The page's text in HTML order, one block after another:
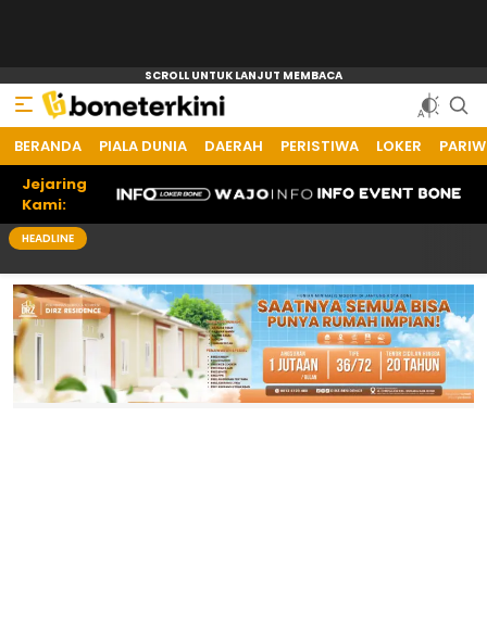
Bone Terkini
Referensi Informasi Terkini
BERANDA PIALA DUNIA DAERAH PERISTIWA LOKER
Jejaring
Kami:
HEADLINE